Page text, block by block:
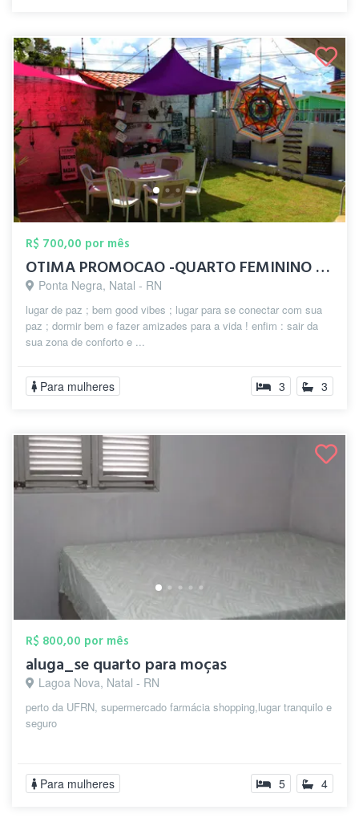
R$ 700,00 por mês
OTIMA PROMOCAO -QUARTO FEMININO OFERTA
Ponta Negra, Natal - RN
lugar de paz ; bem good vibes ; lugar para se conectar com sua
paz ; dormir bem e fazer amizades para a vida ! enfim : sair da
sua zona de conforto e ...
Para mulheres 3 3
R$ 800,00 por mês
aluga_se quarto para moças
Lagoa Nova, Natal - RN
perto da UFRN, supermercado farmácia shopping,lugar tranquilo e
seguro
Para mulheres 5 4